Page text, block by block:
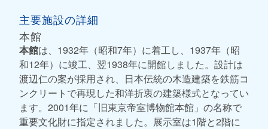
主要施設の詳細
本館
本館は、1932年（昭和7年）に着工し、1937年（昭
和12年）に竣工、翌1938年に開館しました。設計は
渡辺仁の案が採用され、日本伝統の木造建築を鉄筋コ
ンクリートで再現した和洋折衷の建築様式となってい
ます。2001年に「旧東京帝室博物館本館」の名称で
重要文化財に指定されました。展示室は1階と2階に